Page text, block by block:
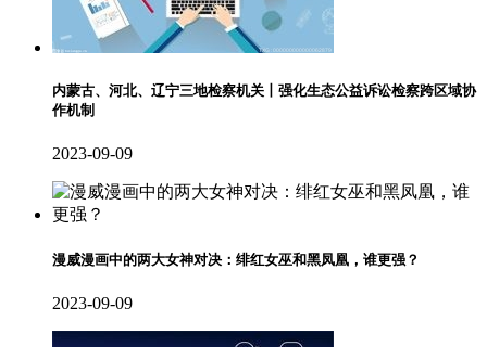
内蒙古、河北、辽宁三地检察机关丨强化生态公益诉讼检察跨区域协
作机制
2023-09-09
漫威漫画中的两大女神对决：绯红女巫和黑凤凰，谁更强？
2023-09-09